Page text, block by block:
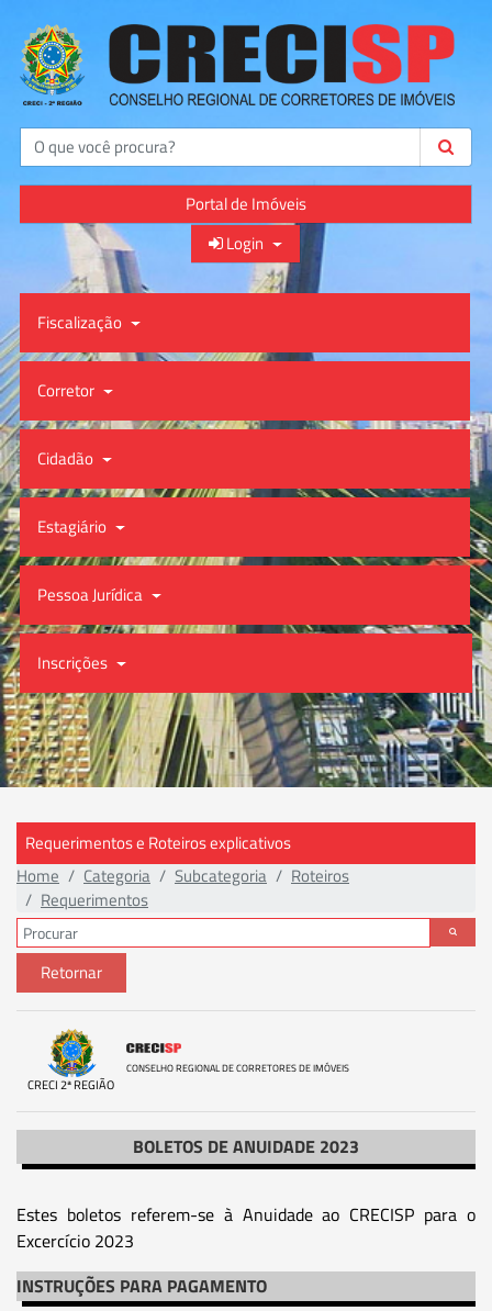
Buscar
Portal de Imóveis
Login
Fiscalização
Corretor
Cidadão
Estagiário
Pessoa Jurídica
Inscrições
Requerimentos e Roteiros explicativos
Home
Categoria Subcategoria
Roteiros
Requerimentos
Retornar
CRECI 2ª REGIÃO
CONSELHO REGIONAL DE CORRETORES DE IMÓVEIS
BOLETOS DE ANUIDADE 2023
Estes boletos referem-se à Anuidade ao CRECISP para o
Excercício 2023
INSTRUÇÕES PARA PAGAMENTO